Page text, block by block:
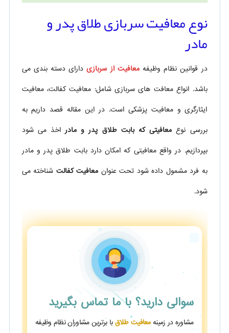
نوع معافیت سربازی طلاق پدر و
مادر
در قوانین نظام وظیفهمعافیت از سربازیدارای دسته بندی می
باشد. انواع معافت های سربازی شامل: معافیت کفالت، معافیت
ایثارگری و معافیت پزشکی است. در این مقاله قصد داریم به
بررسی نوع معافیتی که بابت طلاق پدر و مادر اخذ می شود
بپردازیم. در واقع معافیتی که امکان دارد بابت طلاق پدر و مادر
به فرد مشمول داده شود تحت عنوان معافیت کفالت شناخته می
شود.
سوالی دارید؟ با ما تماس بگیرید
مشاوره در زمینهمعافیت طلاقبا برترین مشاوران نظام وظیفه